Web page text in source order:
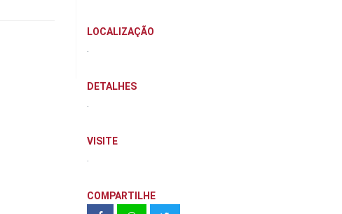
LOCALIZAÇÃO
DETALHES
VISITE
COMPARTILHE
Os pássaros de fogo levantarão voo